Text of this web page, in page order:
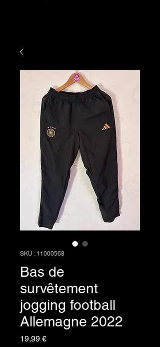
SKU : 11000568
Bas de
survêtement
jogging football
Allemagne 2022
19,99 €Prix